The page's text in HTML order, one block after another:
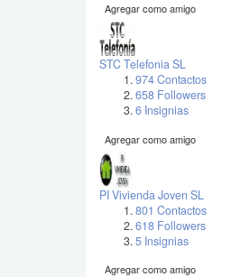
Agregar como amigo
STC Telefonia SL
974 Contactos
658 Followers
6 Insignias
Agregar como amigo
PI Vivienda Joven SL
801 Contactos
618 Followers
5 Insignias
Agregar como amigo